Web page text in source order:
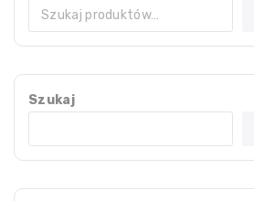
Szukaj